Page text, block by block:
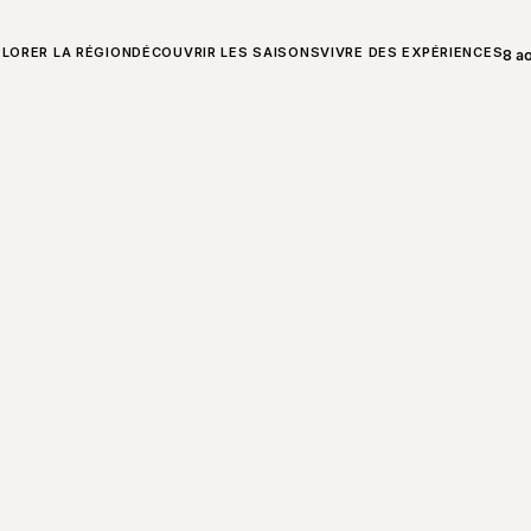
LA RÉGIONDÉCOUVRIR LES SAISONSVIVRE DES EXPÉRIENCES
SUR CHARLEVOIX 8